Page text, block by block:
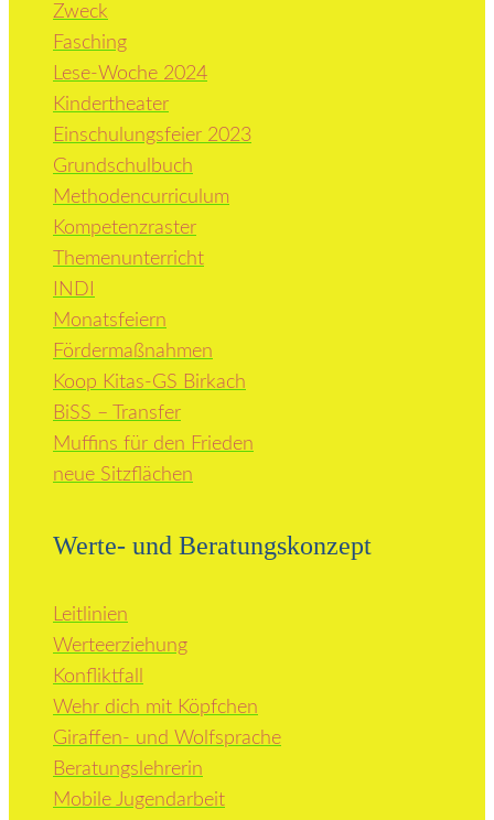
Zweck
Fasching
Lese-Woche 2024
Kindertheater
Einschulungsfeier 2023
Grundschulbuch
Methodencurriculum
Kompetenzraster
Themenunterricht
INDI
Monatsfeiern
Fördermaßnahmen
Koop Kitas-GS Birkach
BiSS – Transfer
Muffins für den Frieden
neue Sitzflächen
Werte- und Beratungskonzept
Leitlinien
Werteerziehung
Konfliktfall
Wehr dich mit Köpfchen
Giraffen- und Wolfsprache
Beratungslehrerin
Mobile Jugendarbeit